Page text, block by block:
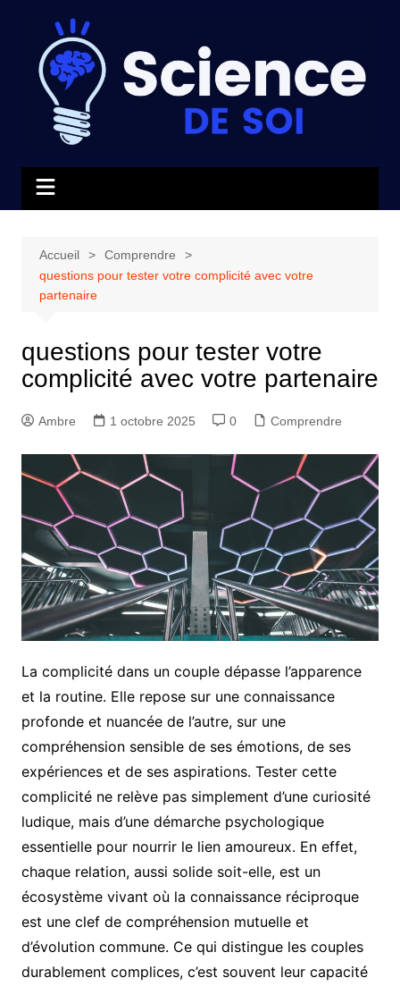
contenu
Accueil
Comprendre
questions pour tester votre complicité avec votre
partenaire
questions pour tester votre
complicité avec votre partenaire
Ambre 1 octobre 2025 0 Comprendre
La complicité dans un couple dépasse l’apparence
et la routine. Elle repose sur une connaissance
profonde et nuancée de l’autre, sur une
compréhension sensible de ses émotions, de ses
expériences et de ses aspirations. Tester cette
complicité ne relève pas simplement d’une curiosité
ludique, mais d’une démarche psychologique
essentielle pour nourrir le lien amoureux. En effet,
chaque relation, aussi solide soit-elle, est un
écosystème vivant où la connaissance réciproque
est une clef de compréhension mutuelle et
d’évolution commune. Ce qui distingue les couples
durablement complices, c’est souvent leur capacité